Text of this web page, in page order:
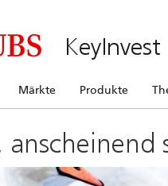
KeyInvest
Märkte Produkte